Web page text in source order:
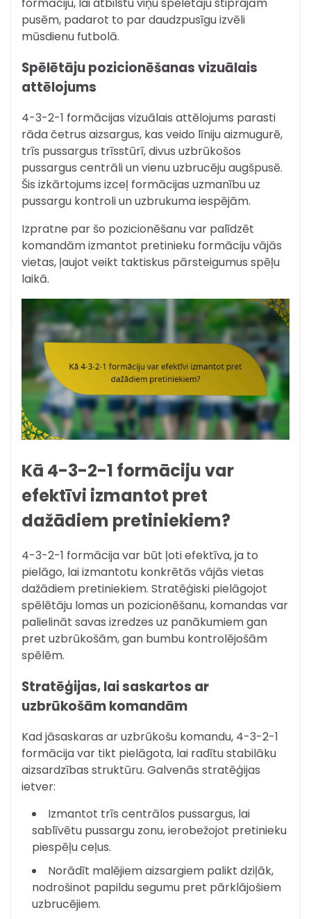
pusēm, padarot to par daudzpusīgu izvēli
mūsdienu futbolā.
Spēlētāju pozicionēšanas vizuālais
attēlojums
4-3-2-1 formācijas vizuālais attēlojums parasti
rāda četrus aizsargus, kas veido līniju aizmugurē,
trīs pussargus trīsstūrī, divus uzbrūkošos
pussargus centrāli un vienu uzbrucēju augšpusē.
Šis izkārtojums izceļ formācijas uzmanību uz
pussargu kontroli un uzbrukuma iespējām.
Izpratne par šo pozicionēšanu var palīdzēt
komandām izmantot pretinieku formāciju vājās
vietas, ļaujot veikt taktiskus pārsteigumus spēļu
laikā.
Kā 4-3-2-1 formāciju var
efektīvi izmantot pret
dažādiem pretiniekiem?
4-3-2-1 formācija var būt ļoti efektīva, ja to
pielāgo, lai izmantotu konkrētās vājās vietas
dažādiem pretiniekiem. Stratēģiski pielāgojot
spēlētāju lomas un pozicionēšanu, komandas var
palielināt savas izredzes uz panākumiem gan
pret uzbrūkošām, gan bumbu kontrolējošām
spēlēm.
Stratēģijas, lai saskartos ar
uzbrūkošām komandām
Kad jāsaskaras ar uzbrūkošu komandu, 4-3-2-1
formācija var tikt pielāgota, lai radītu stabilāku
aizsardzības struktūru. Galvenās stratēģijas
ietver:
Izmantot trīs centrālos pussargus, lai
sablīvētu pussargu zonu, ierobežojot pretinieku
piespēļu ceļus.
Norādīt malējiem aizsargiem palikt dziļāk,
nodrošinot papildu segumu pret pārklājošiem
uzbrucējiem.